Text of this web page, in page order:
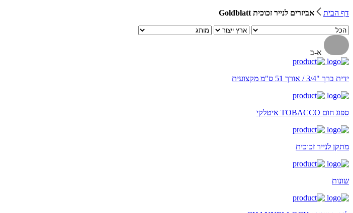
דף הבית אביזרים לנייר זכוכית Goldblatt
א-ב
ידית ברך "3/4 / אורך 51 ס"מ מקצועית
ספוג חום TOBACCO איטלקי
מתקן לנייר זכוכית
שונות